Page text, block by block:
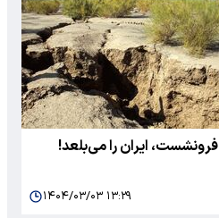
فرونشست، ایران را می‌بلعد!
۱۴۰۴/۰۳/۰۳ ۱۳:۲۹